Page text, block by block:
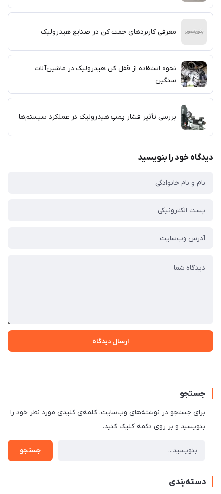
معرفی کاربردهای جفت کن در صنایع هیدرولیک
نحوه استفاده از قفل کن هیدرولیک در ماشین‌آلات
سنگین
بررسی تأثیر فشار پمپ هیدرولیک در عملکرد سیستم‌ها
دیدگاه خود را بنویسید
ارسال دیدگاه
جستجو
برای جستجو در نوشته‌های وب‌سایت، کلمه‌ی کلیدی مورد نظر خود را
بنویسید و بر روی دکمه کلیک کنید.
جستجو
دسته‌بندی